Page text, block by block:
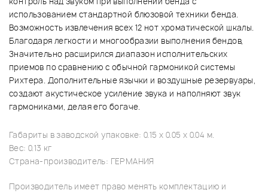
использованием стандартной блюзовой техники бенда.
Возможность извлечения всех 12 нот хроматической шкалы.
Благодаря легкости и многообразии выполнения бендов,
Значительно расширился диапазон исполнительских
приемов по сравнению с обычной гармоникой системы
Рихтера. Дополнительные язычки и воздушные резервуары,
создают акустическое усиление звука и наполняют звук
гармониками, делая его богаче.
Габариты в заводской упаковке: 0.15 x 0.05 x 0.04 м.
Вес: 0.13 кг
Страна-производитель: ГЕРМАНИЯ
Производитель имеет право менять комплектацию и